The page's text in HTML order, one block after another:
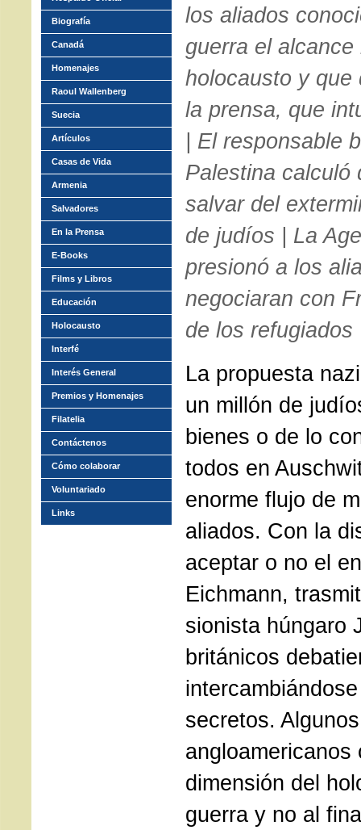
los aliados
guerra el alcance
holocausto y que
la prensa, que
| El responsable
Palestina calculó
salvar del
de judíos | La
presionó a los
negociaran con
de los refugiados
La propuesta
un millón de
bienes o de lo
todos en
enorme flujo de
aliados. Con la
aceptar o no el
Eichmann,
sionista húngaro
británicos
secretos.
angloamericanos
dimensión del
guerra y no al
Biografía
Canadá
Homenajes
Raoul Wallenberg
Suecia
Artículos
Casas de Vida
Armenia
Salvadores
En la Prensa
E-Books
Films y Libros
Educación
Holocausto
Interfé
Interés General
Premios y Homenajes
Filatelia
Contáctenos
Cómo colaborar
Voluntariado
Links